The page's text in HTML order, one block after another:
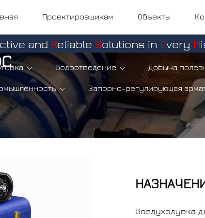
Проектировщикам Объекты
and Reliable Solutions in Every M
Водоотведение Добыча
Запорно-регулирующая
Воздуходувка